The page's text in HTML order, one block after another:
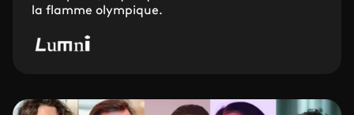
la flamme olympique.